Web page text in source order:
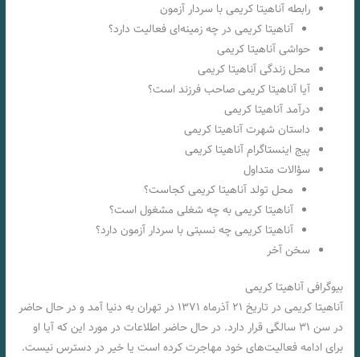
رابطه آناهیتا کریمی با سردار آزمون
آناهیتا کریمی در چه زمینه‌ای فعالیت دارد؟
حواشی آناهیتا کریمی
محل زندگی آناهیتا کریمی
آیا آناهیتا کریمی صاحب فرزند است؟
درآمد آناهیتا کریمی
داستان شهرت آناهیتا کریمی
پیج اینستاگرام آناهیتا کریمی
سؤالات متداول
محل تولد آناهیتا کریمی کجاست؟
آناهیتا کریمی به چه شغلی مشغول است؟
آناهیتا کریمی چه نسبتی با سردار آزمون دارد؟
سخن آخر
بیوگرافی آناهیتا کریمی
آناهیتا کریمی در تاریخ ۲۱ آذرماه ۱۳۷۱ در تهران به دنیا آمد و در حال حاضر
در سن ۳۱ سالگی قرار دارد. در حال حاضر اطلاعات در مورد این که آیا او
برای ادامه فعالیت‌های خود مهاجرت کرده است یا خیر در دسترس نیست.